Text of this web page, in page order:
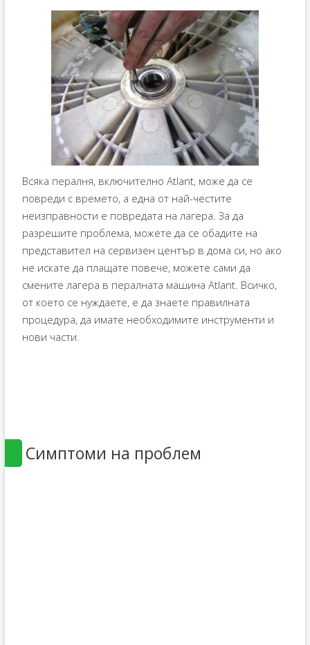
Всяка пералня, включително Atlant, може да се
повреди с времето, а една от най-честите
неизправности е повредата на лагера. За да
разрешите проблема, можете да се обадите на
представител на сервизен център в дома си, но ако
не искате да плащате повече, можете сами да
смените лагера в пералната машина Atlant. Всичко,
от което се нуждаете, е да знаете правилната
процедура, да имате необходимите инструменти и
нови части.
Симптоми на проблем